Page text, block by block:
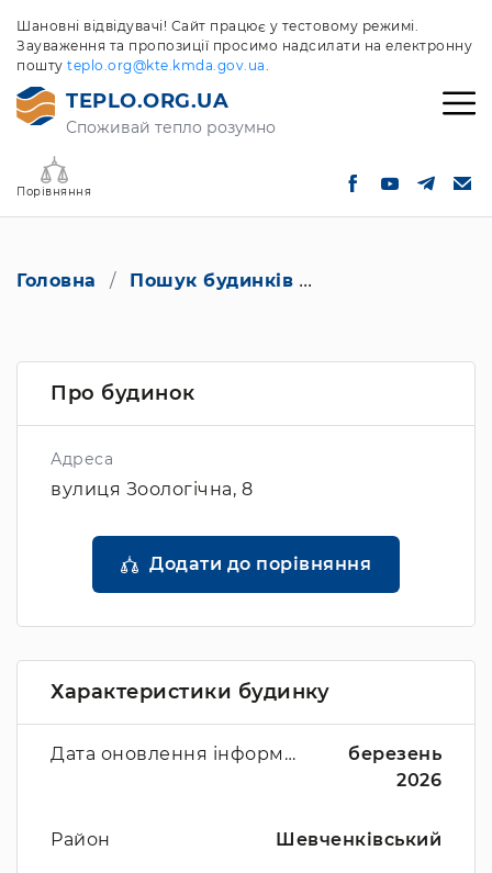
Шановні відвідувачі! Сайт працює у тестовому режимі.
Зауваження та пропозиції просимо надсилати на електронну
пошту teplo.org@kte.kmda.gov.ua.
TEPLO.ORG.UA
Споживай тепло розумно
Порівняння
Головна Пошук будинків
Про будинок
Адреса
вулиця Зоологічна, 8
Додати до порівняння
Характеристики будинку
Дата оновлення інформації
березень
2026
Район Шевченківський